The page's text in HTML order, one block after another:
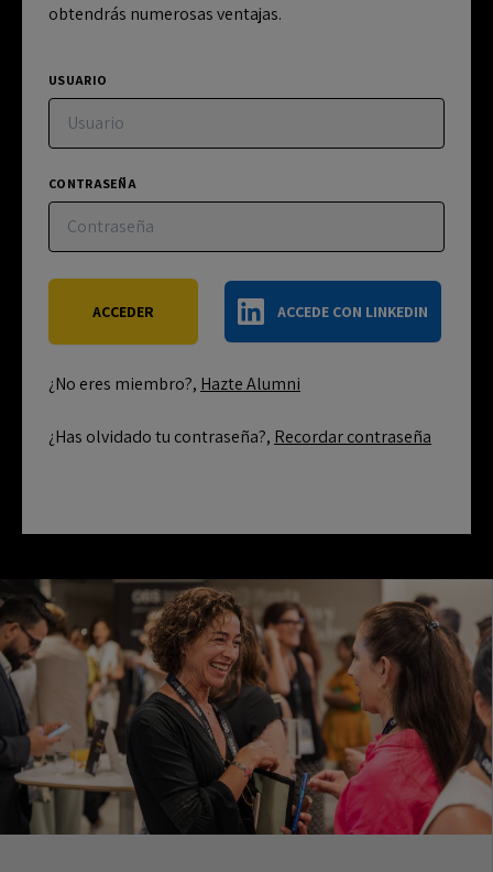
obtendrás numerosas ventajas.
USUARIO
CONTRASEÑA
ACCEDE CON LINKEDIN
¿No eres miembro?, Hazte Alumni
¿Has olvidado tu contraseña?, Recordar contraseña